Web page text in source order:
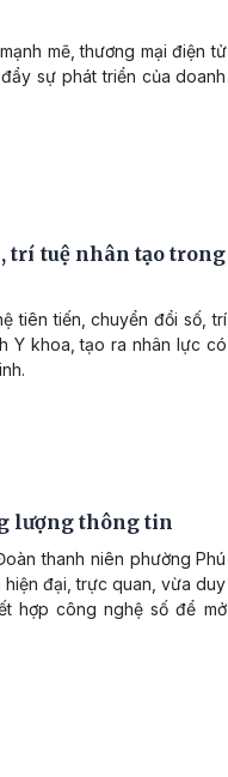
mẽ, thương mại điện tử
sự phát triển của doanh
trí tuệ nhân tạo trong
tiên tiến, chuyển đổi số, trí
Y khoa, tạo ra nhân lực có
lượng thông tin
thanh niên phường Phú
đại, trực quan, vừa duy
hợp công nghệ số để mở